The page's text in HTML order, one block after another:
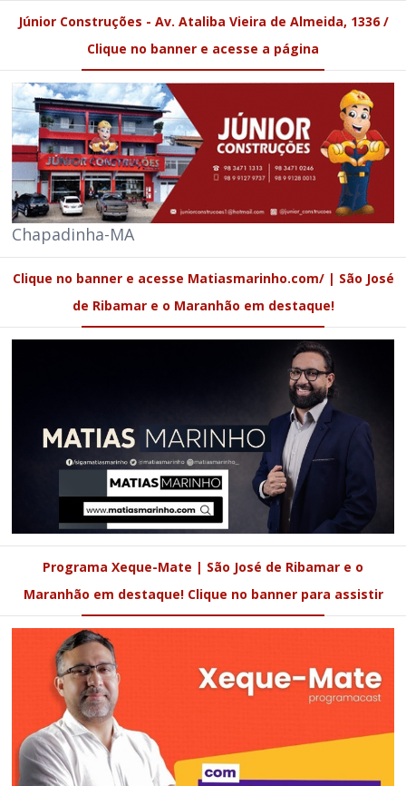
Júnior Construções - Av. Ataliba Vieira de Almeida, 1336 /
Clique no banner e acesse a página
Chapadinha-MA
Clique no banner e acesse Matiasmarinho.com/ | São José
de Ribamar e o Maranhão em destaque!
Programa Xeque-Mate | São José de Ribamar e o
Maranhão em destaque! Clique no banner para assistir